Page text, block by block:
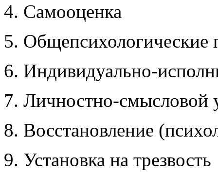
4. Самооценка
5.
6. Индивидуально-
7. Личностно-смысловой
8. Восстановление
9. Установка на трезвость